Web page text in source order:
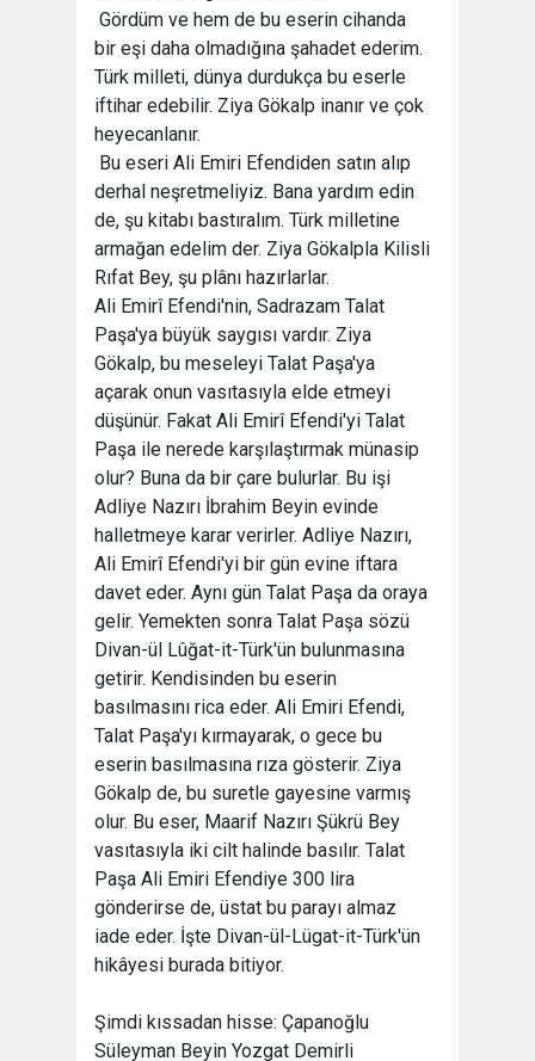
 Gördüm ve hem de bu eserin cihanda
bir eşi daha olmadığına şahadet ederim.
Türk milleti, dünya durdukça bu eserle
iftihar edebilir. Ziya Gökalp inanır ve çok
heyecanlanır.
 Bu eseri Ali Emiri Efendiden satın alıp
derhal neşretmeliyiz. Bana yardım edin
de, şu kitabı bastıralım. Türk milletine
armağan edelim der. Ziya Gökalpla Kilisli
Rıfat Bey, şu plânı hazırlarlar.
Ali Emirî Efendi'nin, Sadrazam Talat
Paşa'ya büyük saygısı vardır. Ziya
Gökalp, bu meseleyi Talat Paşa'ya
açarak onun vasıtasıyla elde etmeyi
düşünür. Fakat Ali Emirî Efendi'yi Talat
Paşa ile nerede karşılaştırmak münasip
olur? Buna da bir çare bulurlar. Bu işi
Adliye Nazırı İbrahim Beyin evinde
halletmeye karar verirler. Adliye Nazırı,
Ali Emirî Efendi'yi bir gün evine iftara
davet eder. Aynı gün Talat Paşa da oraya
gelir. Yemekten sonra Talat Paşa sözü
Divan-ül Lûğat-it-Türk'ün bulunmasına
getirir. Kendisinden bu eserin
basılmasını rica eder. Ali Emiri Efendi,
Talat Paşa'yı kırmayarak, o gece bu
eserin basılmasına rıza gösterir. Ziya
Gökalp de, bu suretle gayesine varmış
olur. Bu eser, Maarif Nazırı Şükrü Bey
vasıtasıyla iki cilt halinde basılır. Talat
Paşa Ali Emiri Efendiye 300 lira
gönderirse de, üstat bu parayı almaz
iade eder. İşte Divan-ül-Lügat-it-Türk'ün
hikâyesi burada bitiyor.
Şimdi kıssadan hisse: Çapanoğlu
Süleyman Beyin Yozgat Demirli